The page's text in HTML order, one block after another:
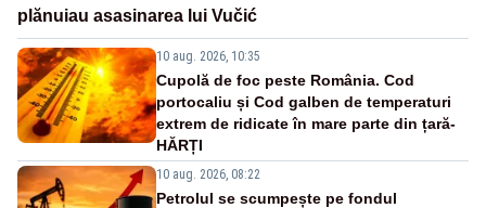
plănuiau asasinarea lui Vučić
10 aug. 2026, 10:35
Cupolă de foc peste România. Cod
portocaliu și Cod galben de temperaturi
extrem de ridicate în mare parte din țară-
HĂRȚI
10 aug. 2026, 08:22
Petrolul se scumpește pe fondul